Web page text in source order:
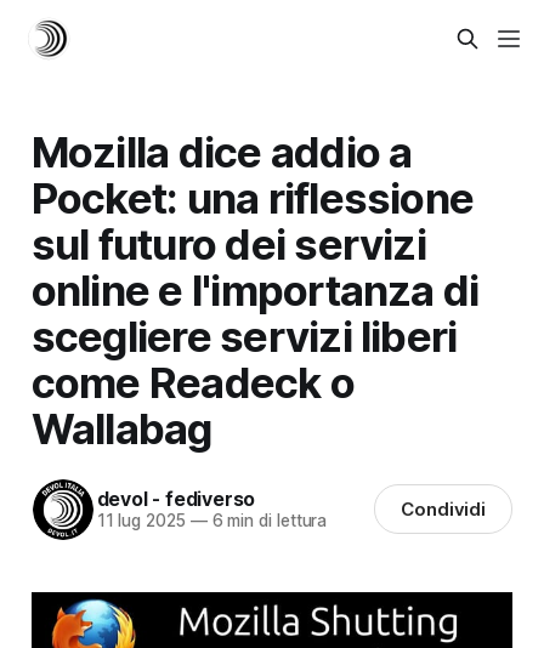
Mozilla dice addio a
Pocket: una riflessione
sul futuro dei servizi
online e l'importanza di
scegliere servizi liberi
come Readeck o
Wallabag
devol - fediverso
11 lug 2025 —6 min di lettura Condividi